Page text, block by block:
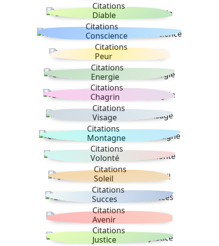
Citations
Diable
Citations
Conscience
Citations
Peur
Citations
Energie
Citations
Chagrin
Citations
Visage
Citations
Montagne
Citations
Volonté
Citations
Soleil
Citations
Succes
Citations
Avenir
Citations
Justice